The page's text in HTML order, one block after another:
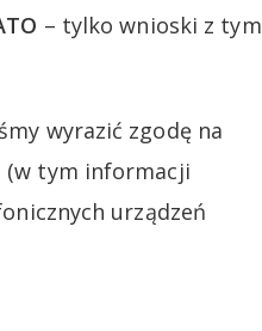
– tylko wnioski z tym
wyrazić zgodę na
(w tym informacji
urządzeń